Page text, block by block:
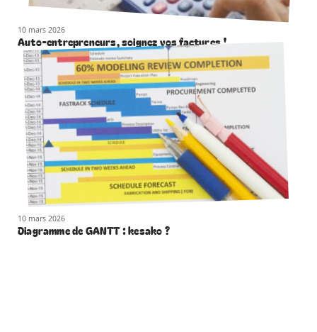
10 mars 2026
Auto-entrepreneurs, soignez vos factures !
10 mars 2026
Diagramme de GANTT : kesako ?